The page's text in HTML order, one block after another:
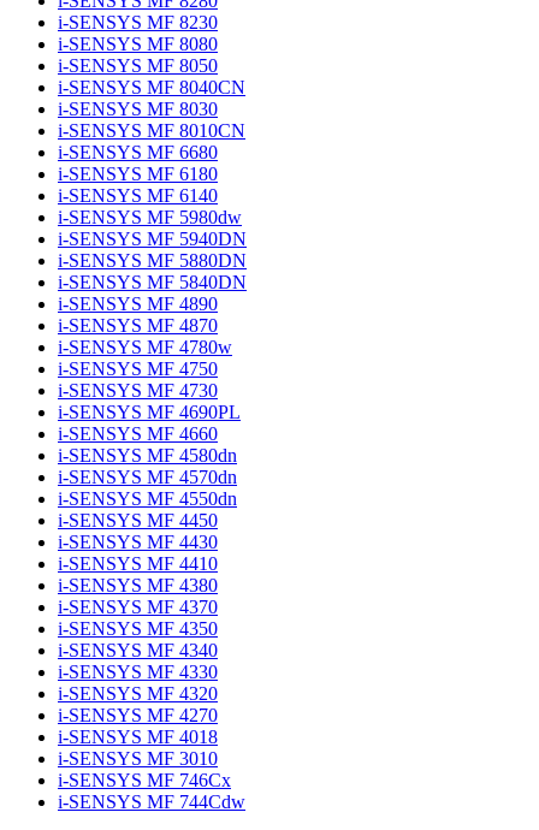
i-SENSYS MF 8230
i-SENSYS MF 8080
i-SENSYS MF 8050
i-SENSYS MF 8040CN
i-SENSYS MF 8030
i-SENSYS MF 8010CN
i-SENSYS MF 6680
i-SENSYS MF 6180
i-SENSYS MF 6140
i-SENSYS MF 5980dw
i-SENSYS MF 5940DN
i-SENSYS MF 5880DN
i-SENSYS MF 5840DN
i-SENSYS MF 4890
i-SENSYS MF 4870
i-SENSYS MF 4780w
i-SENSYS MF 4750
i-SENSYS MF 4730
i-SENSYS MF 4690PL
i-SENSYS MF 4660
i-SENSYS MF 4580dn
i-SENSYS MF 4570dn
i-SENSYS MF 4550dn
i-SENSYS MF 4450
i-SENSYS MF 4430
i-SENSYS MF 4410
i-SENSYS MF 4380
i-SENSYS MF 4370
i-SENSYS MF 4350
i-SENSYS MF 4340
i-SENSYS MF 4330
i-SENSYS MF 4320
i-SENSYS MF 4270
i-SENSYS MF 4018
i-SENSYS MF 3010
i-SENSYS MF 746Cx
i-SENSYS MF 744Cdw